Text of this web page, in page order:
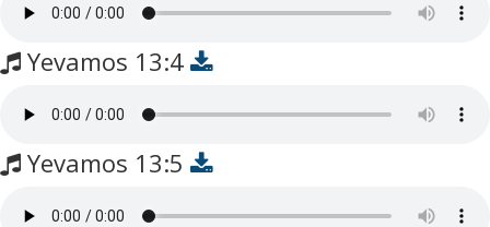
Yevamos 13:4
Yevamos 13:5